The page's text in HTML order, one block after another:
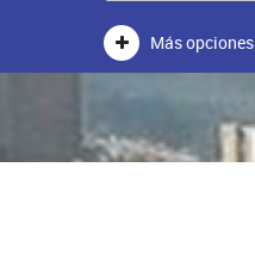
Más opciones